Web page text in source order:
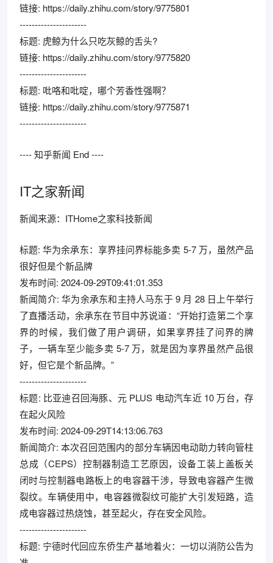
链接: https://daily.zhihu.com/story/9775801
----------------------
标题: 虎鲸为什么只吃灰鲸的舌头?
链接: https://daily.zhihu.com/story/9775820
----------------------
标题: 吡咯和吡啶，哪个芳香性强啊？
链接: https://daily.zhihu.com/story/9775871
----------------------
---- 知乎新闻 End ----
IT之家新闻
新闻来源：ITHome之家科技新闻
标题: 华为余承东：享界挂问界标能多卖 5-7 万，虽然产品
很好但是个新品牌
发布时间: 2024-09-29T09:41:01.353
新闻简介: 华为余承东和主持人马东于 9 月 28 日上午举行
了直播活动，余承东在节目中苏说道：“开始打造第二个享
界的时候，我们做了用户调研，如果享界挂了问界的牌
子，一辆车至少能多卖 5-7 万，就是因为享界虽然产品很
好，但它是个新品牌。”
----------------------
标题: 比亚迪召回海豚、元 PLUS 电动汽车近 10 万台，存
在起火风险
发布时间: 2024-09-29T14:13:06.763
新闻简介: 本次召回范围内的部分车辆因电动助力转向管柱
总成（CEPS）控制器制造工艺原因，设备工装上盖板关
闭时与控制器电路板上的电容器干涉，导致电容器产生微
裂纹。车辆使用中，电容器微裂纹可能扩大引发短路，造
成电容器过热烧蚀，甚至起火，存在安全风险。
----------------------
标题: 宁德时代回应东侨生产基地着火：一切以消防公告为